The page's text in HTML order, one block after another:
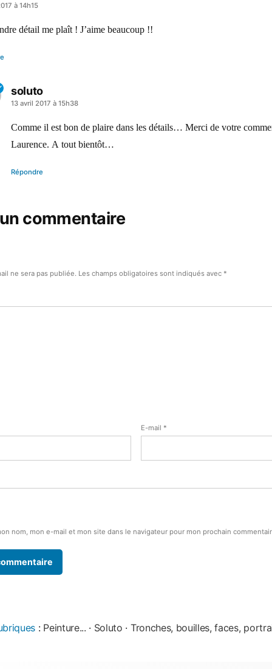
à 14h15
détail me plaît ! J’aime beaucoup !!
soluto
a
dit :
13 avril 2017 à 15h38
Comme il est bon de plaire dans les détails… Merci de votre
Laurence. A tout bientôt…
Répondre
commentaire
ne sera pas publiée. Les champs obligatoires sont indiqués avec *
E-mail *
nom, mon e-mail et mon site dans le navigateur pour mon prochain
: Peinture... · Soluto · Tronches, bouilles, faces,